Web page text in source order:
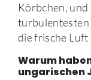
Körbchen, und
turbulentesten
die frische Luft
Warum
ungarischen